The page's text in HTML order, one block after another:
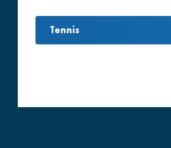
Tennis